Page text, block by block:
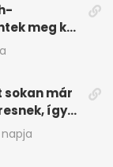
meg két
sokan már
így
napja